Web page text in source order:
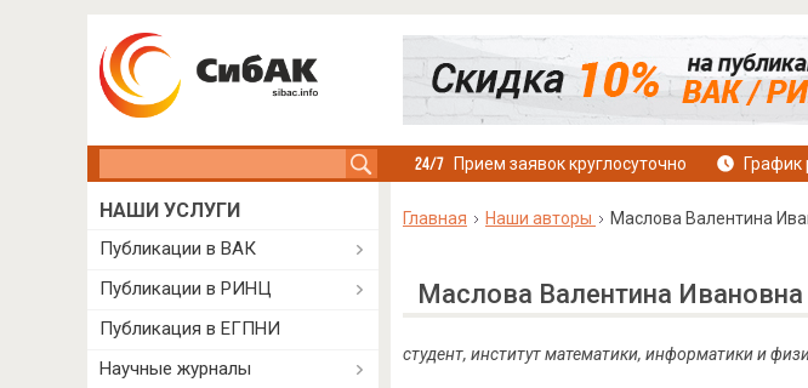
Прием заявок круглосуточно График
Главная Наши авторы Маслова Валентина
Маслова Валентина Ивановна
студент, институт математики, информатики и
НАШИ УСЛУГИ
Публикации в ВАК
Публикации в РИНЦ
Публикация в ЕГПНИ
Научные журналы